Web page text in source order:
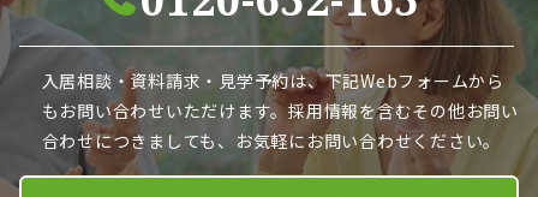
入居相談・資料請求・見学予約は、下記Webフォームから
も お問い合わせいただけます。採用情報を含むその他お問い
合わせにつきましても、お気軽にお問い合わせください。